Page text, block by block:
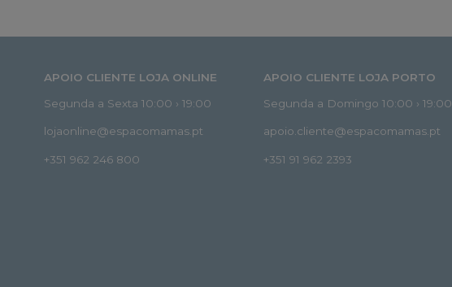
APOIO CLIENTE LOJA ONLINE
Segunda a Sexta 10:00 › 19:00
lojaonline@espacomamas.pt
+351 962 246 800
APOIO CLIENTE LOJA PORTO
Segunda a Domingo 10:00 › 19:00
apoio.cliente@espacomamas.pt
+351 91 962 2393